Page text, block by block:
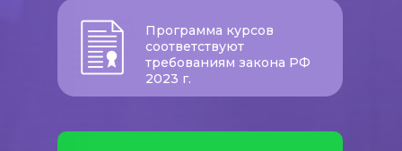
Программа курсов
соответствуют
требованиям закона РФ
2023 г.